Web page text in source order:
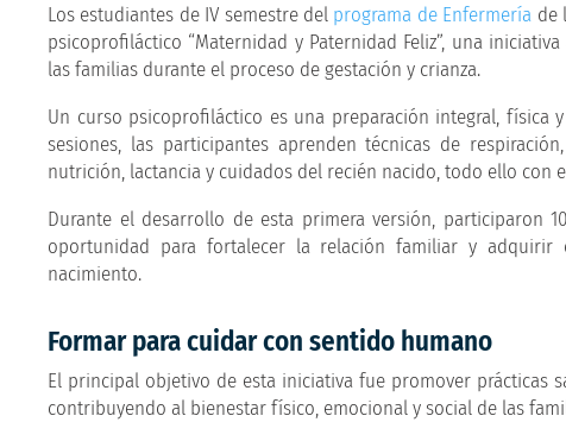
Los estudiantes de IV semestre del programa de Enfermería de
psicoprofiláctico “Maternidad y Paternidad Feliz”, una
las familias durante el proceso de gestación y crianza.
Un curso psicoprofiláctico es una preparación integral, física
sesiones, las participantes aprenden técnicas de
nutrición, lactancia y cuidados del recién nacido, todo ello
Durante el desarrollo de esta primera versión, participaron
oportunidad para fortalecer la relación familiar y adquirir
nacimiento.
Formar para cuidar con sentido humano
El principal objetivo de esta iniciativa fue promover prácticas
contribuyendo al bienestar físico, emocional y social de las